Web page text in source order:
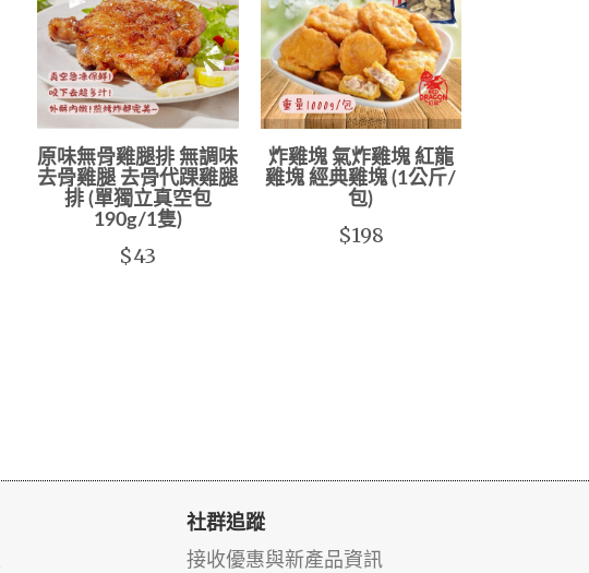
原味無骨雞腿排 無調味
去骨雞腿 去骨代踝雞腿
排 (單獨立真空包
190g/1隻)
$43
炸雞塊 氣炸雞塊 紅龍
雞塊 經典雞塊 (1公斤/
包)
$198
社群追蹤
接收優惠與新產品資訊